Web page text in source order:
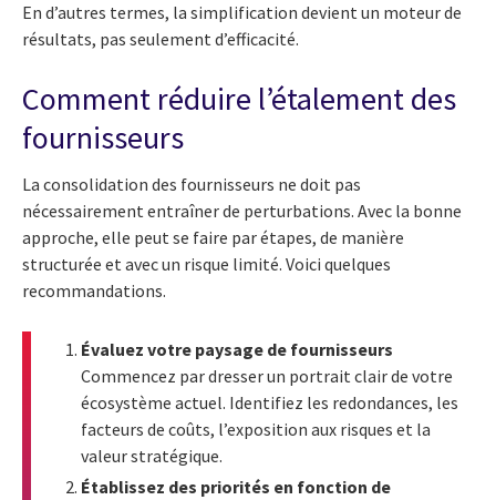
En d’autres termes, la simplification devient un moteur de
résultats, pas seulement d’efficacité.
Comment réduire l’étalement des
fournisseurs
La consolidation des fournisseurs ne doit pas
nécessairement entraîner de perturbations. Avec la bonne
approche, elle peut se faire par étapes, de manière
structurée et avec un risque limité. Voici quelques
recommandations.
Évaluez votre paysage de fournisseurs
Commencez par dresser un portrait clair de votre
écosystème actuel. Identifiez les redondances, les
facteurs de coûts, l’exposition aux risques et la
valeur stratégique.
Établissez des priorités en fonction de